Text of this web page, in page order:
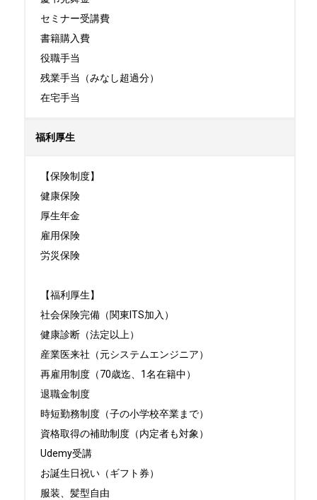
セミナー受講費
書籍購入費
役職手当
残業手当（みなし超過分）
在宅手当
福利厚生
【保険制度】
健康保険
厚生年金
雇用保険
労災保険
【福利厚生】
社会保険完備（関東ITS加入）
健康診断（法定以上）
産業医来社（元システムエンジニア）
再雇用制度（70歳迄、1名在籍中）
退職金制度
時短勤務制度（子の小学校卒業まで）
資格取得の補助制度（内定者も対象）
Udemy受講
お誕生日祝い（ギフト券）
服装、髪型自由